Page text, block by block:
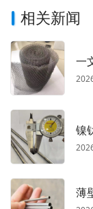
相关新闻
一
镍
薄